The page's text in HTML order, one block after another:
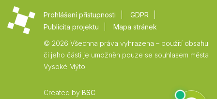
Prohlášení přístupnosti
GDPR
Publicita projektu
Mapa stránek
© 2026 Všechna práva vyhrazena – použití obsahu
či jeho části je umožněn pouze se souhlasem města
Vysoké Mýto.
Created by BSC